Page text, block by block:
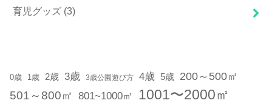
育児グッズ (3)
0歳 1歳 2歳 3歳 3歳公園遊び方 4歳 5歳 200～500㎡
501～800㎡ 801~1000㎡
1001〜2000㎡